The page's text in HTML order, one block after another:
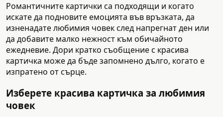
Романтичните картички са подходящи и когато
искате да подновите емоцията във връзката, да
изненадате любимия човек след напрегнат ден или
да добавите малко нежност към обичайното
ежедневие. Дори кратко съобщение с красива
картичка може да бъде запомнено дълго, когато е
изпратено от сърце.
Изберете красива картичка за любимия
човек